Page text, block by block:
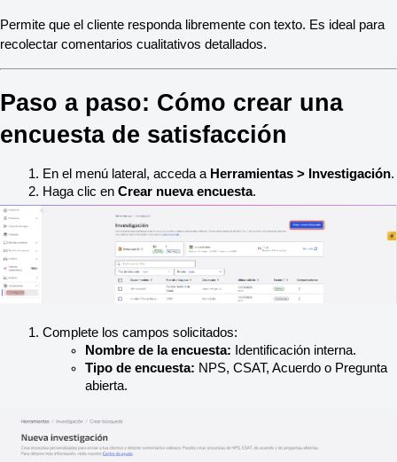
Permite que el cliente responda libremente con texto. Es ideal para
recolectar comentarios cualitativos detallados.
Paso a paso: Cómo crear una
encuesta de satisfacción
En el menú lateral, acceda a Herramientas > Investigación.
Haga clic en Crear nueva encuesta.
Complete los campos solicitados:
Nombre de la encuesta: Identificación interna.
Tipo de encuesta: NPS, CSAT, Acuerdo o Pregunta
abierta.